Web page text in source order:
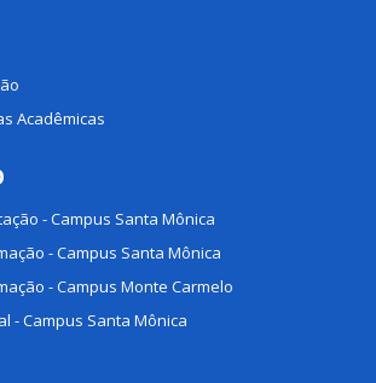
Acadêmicas
- Campus Santa Mônica
- Campus Santa Mônica
- Campus Monte Carmelo
- Campus Santa Mônica